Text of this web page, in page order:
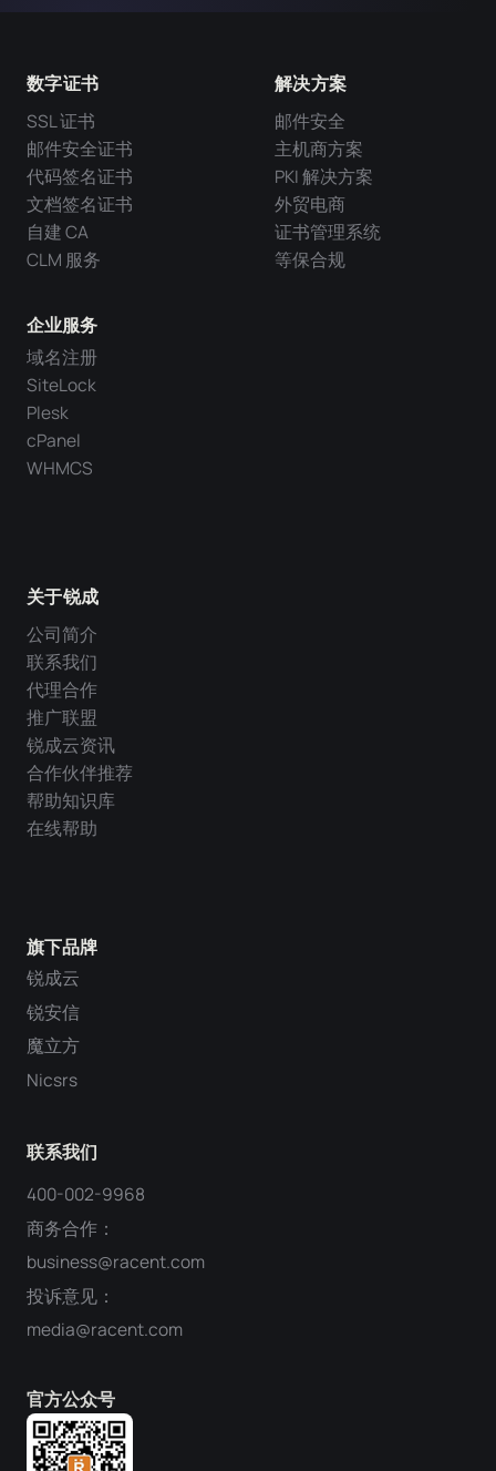
旗下品牌
锐成云
锐安信
魔立方
Nicsrs
联系我们
400-002-9968
商务合作：
business@racent.com
投诉意见：
media@racent.com
官方公众号
数字证书
SSL 证书
邮件安全证书
代码签名证书
文档签名证书
自建 CA
CLM 服务
企业服务
域名注册
SiteLock
Plesk
cPanel
WHMCS
解决方案
邮件安全
主机商方案
PKI 解决方案
外贸电商
证书管理系统
等保合规
关于锐成
公司简介
联系我们
代理合作
推广联盟
锐成云资讯
合作伙伴推荐
帮助知识库
在线帮助